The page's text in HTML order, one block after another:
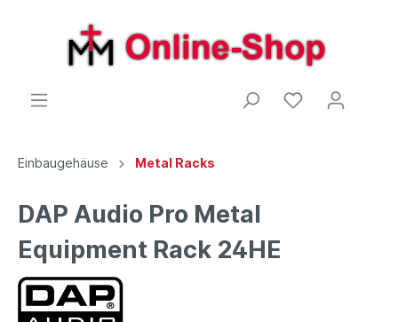
Einbaugehäuse Metal Racks
DAP Audio Pro Metal
Equipment Rack 24HE